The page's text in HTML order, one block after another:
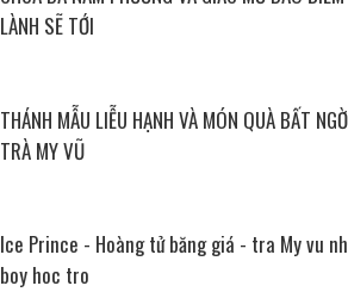
LÀNH SẼ TỚI
THÁNH MẪU LIỄU HẠNH VÀ MÓN QUÀ BẤT
TRÀ MY VŨ
Ice Prince - Hoàng tử băng giá - tra My vu
boy hoc tro